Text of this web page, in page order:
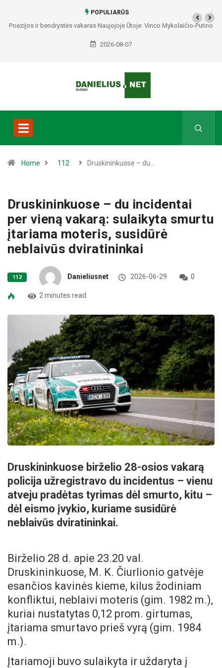
POPULIARŪS
Poezijos ir bendrystės vakaras Naujojoje Ūtoje: Vinco Mykolaičio-Putino
tėviškėje skambės eilės, dainos ir arbatos puodelių šiluma
2026-08-07
Home 112 Druskininkuose – du…
Druskininkuose – du incidentai
per vieną vakarą: sulaikyta smurtu
įtariama moteris, susidūrė
neblaivūs dviratininkai
112 Danieliusnet 2026-06-29 0
2 minutes read
Druskininkuose birželio 28-osios vakarą
policija užregistravo du incidentus – vienu
atveju pradėtas tyrimas dėl smurto, kitu –
dėl eismo įvykio, kuriame susidūrė
neblaivūs dviratininkai.
Birželio 28 d. apie 23.20 val.
Druskininkuose, M. K. Čiurlionio gatvėje
esančios kavinės kieme, kilus žodiniam
konfliktui, neblaivi moteris (gim. 1982 m.),
kuriai nustatytas 0,12 prom. girtumas,
įtariama smurtavo prieš vyrą (gim. 1984
m.).
Įtariamoji buvo sulaikyta ir uždaryta į